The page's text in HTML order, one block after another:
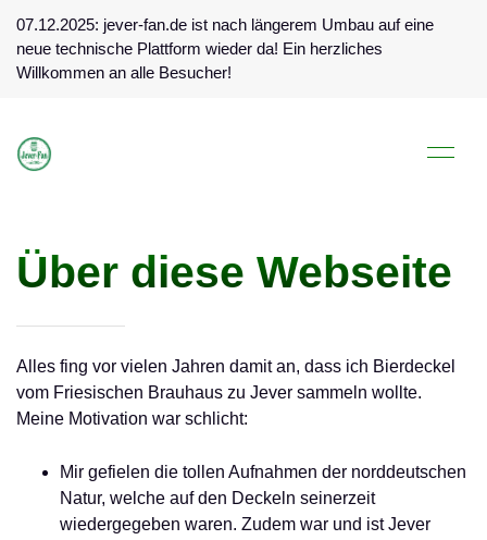
07.12.2025: jever-fan.de ist nach längerem Umbau auf eine
neue technische Plattform wieder da! Ein herzliches
Willkommen an alle Besucher!
Über diese Webseite
Alles fing vor vielen Jahren damit an, dass ich Bierdeckel
vom Friesischen Brauhaus zu Jever sammeln wollte.
Meine Motivation war schlicht:
Mir gefielen die tollen Aufnahmen der norddeutschen
Natur, welche auf den Deckeln seinerzeit
wiedergegeben waren. Zudem war und ist Jever